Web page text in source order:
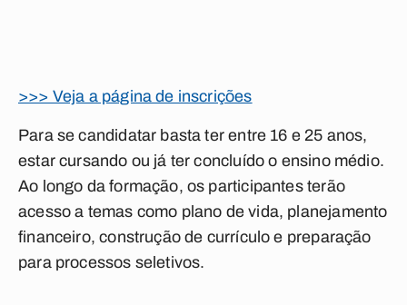
>>> Veja a página de inscrições
Para se candidatar basta ter entre 16 e 25 anos,
estar cursando ou já ter concluído o ensino médio.
Ao longo da formação, os participantes terão
acesso a temas como plano de vida, planejamento
financeiro, construção de currículo e preparação
para processos seletivos.